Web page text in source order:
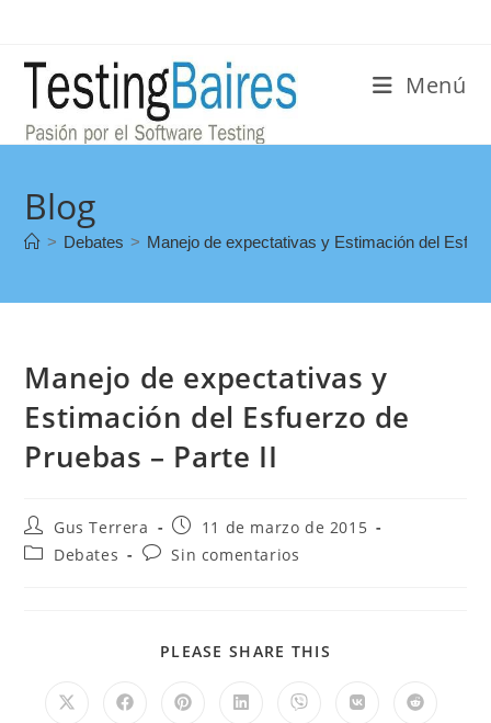
Menú
Blog
> Debates > Manejo de expectativas y Estimación del
Manejo de expectativas y
Estimación del Esfuerzo de
Pruebas – Parte II
Gus Terrera
11 de marzo de 2015
Debates
Sin comentarios
PLEASE SHARE THIS